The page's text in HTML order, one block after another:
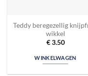
Teddy beregezellig
wikkel
€3.50
WINKELWAGEN